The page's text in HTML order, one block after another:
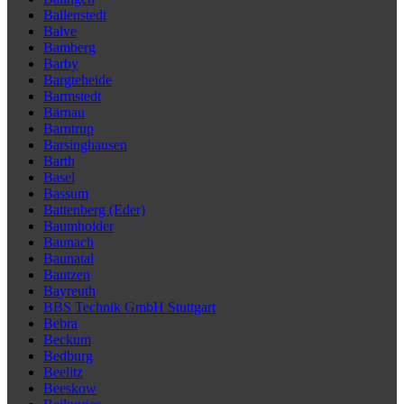
Ballenstedt
Balve
Bamberg
Barby
Bargteheide
Barmstedt
Bärnau
Barntrup
Barsinghausen
Barth
Basel
Bassum
Battenberg (Eder)
Baumholder
Baunach
Baunatal
Bautzen
Bayreuth
BBS Technik GmbH Stuttgart
Bebra
Beckum
Bedburg
Beelitz
Beeskow